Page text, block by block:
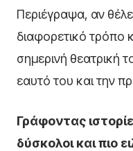
Περιέγραψα, αν
διαφορετικό τρόπο
σημερινή θεατρική
εαυτό του και την
Γράφοντας
δύσκολοι και πιο